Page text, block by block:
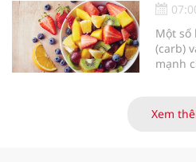
Một số
(carb)
mạnh
Xem